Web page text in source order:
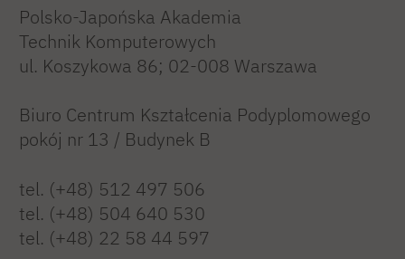
Polsko-Japońska Akademia
Technik Komputerowych
ul. Koszykowa 86; 02-008 Warszawa
Biuro Centrum Kształcenia Podyplomowego
pokój nr 13 / Budynek B
tel. (+48) 512 497 506
tel. (+48) 504 640 530
tel. (+48) 22 58 44 597